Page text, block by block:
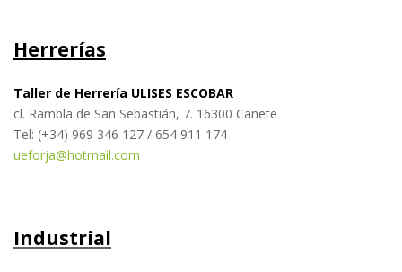
Herrerías
Taller de Herrería ULISES ESCOBAR
cl. Rambla de San Sebastián, 7. 16300 Cañete
Tel: (+34) 969 346 127 / 654 911 174
ueforja@hotmail.com
Industrial